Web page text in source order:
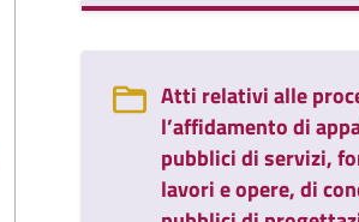
Atti relativi alle
l’affidamento di
pubblici di servizi,
lavori e opere, di